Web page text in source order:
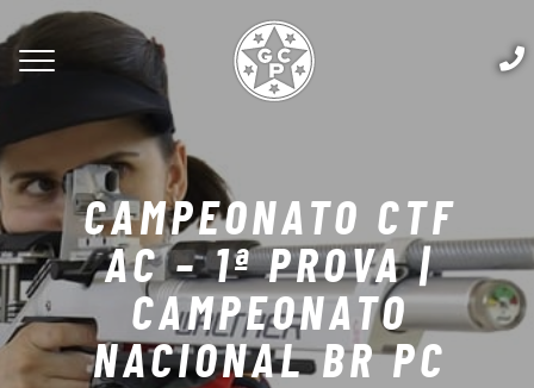
CAMPEONATO CTF
AC – 1ª PROVA |
CAMPEONATO
NACIONAL BR PC